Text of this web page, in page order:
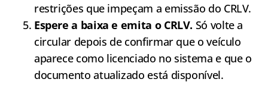
restrições que impeçam a emissão do CRLV.
Espere a baixa e emita o CRLV. Só volte a
circular depois de confirmar que o veículo
aparece como licenciado no sistema e que o
documento atualizado está disponível.